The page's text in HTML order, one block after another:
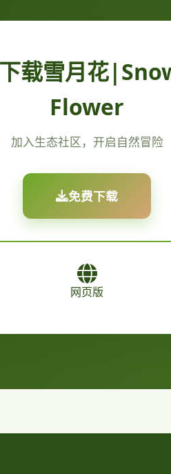
载雪月花
Flower
加入生态社区，开启自然冒险
免费下载
网页版